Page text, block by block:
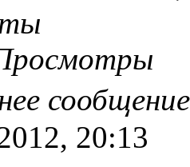
20:13